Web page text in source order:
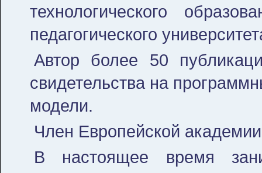
технологического
педагогического
Автор более 50
свидетельства на
модели.
Член Европейской
В настоящее время